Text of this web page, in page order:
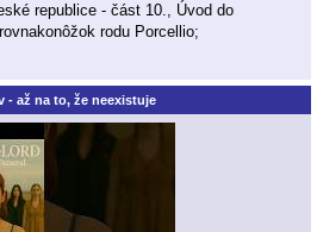
republice - část 10., Úvod do
rodu Porcellio;
- až na to, že neexistuje